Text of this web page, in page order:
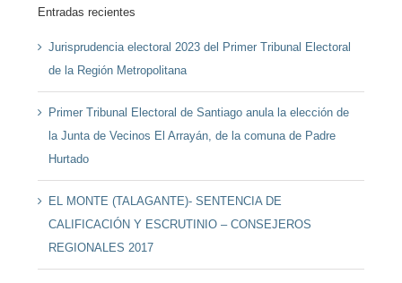
Entradas recientes
Jurisprudencia electoral 2023 del Primer Tribunal Electoral
de la Región Metropolitana
Primer Tribunal Electoral de Santiago anula la elección de
la Junta de Vecinos El Arrayán, de la comuna de Padre
Hurtado
EL MONTE (TALAGANTE)- SENTENCIA DE
CALIFICACIÓN Y ESCRUTINIO – CONSEJEROS
REGIONALES 2017